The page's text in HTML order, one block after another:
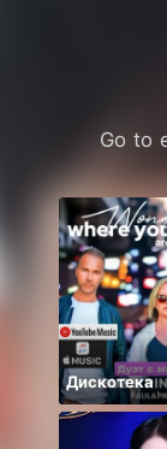
Go to
Дискотека